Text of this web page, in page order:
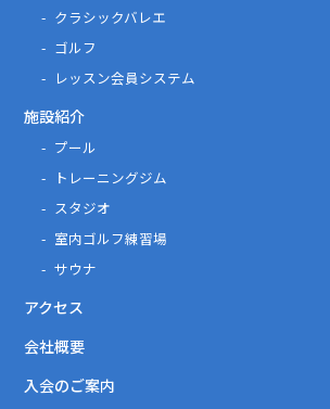
クラシックバレエ
ゴルフ
レッスン会員システム
施設紹介
プール
トレーニングジム
スタジオ
室内ゴルフ練習場
サウナ
アクセス
会社概要
入会のご案内